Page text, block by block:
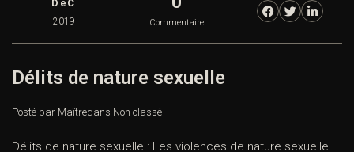
DéC
2019 Commentaire
Délits de nature sexuelle
Posté par Maîtredans Non classé
Délits de nature sexuelle : Les violences de nature sexuelle